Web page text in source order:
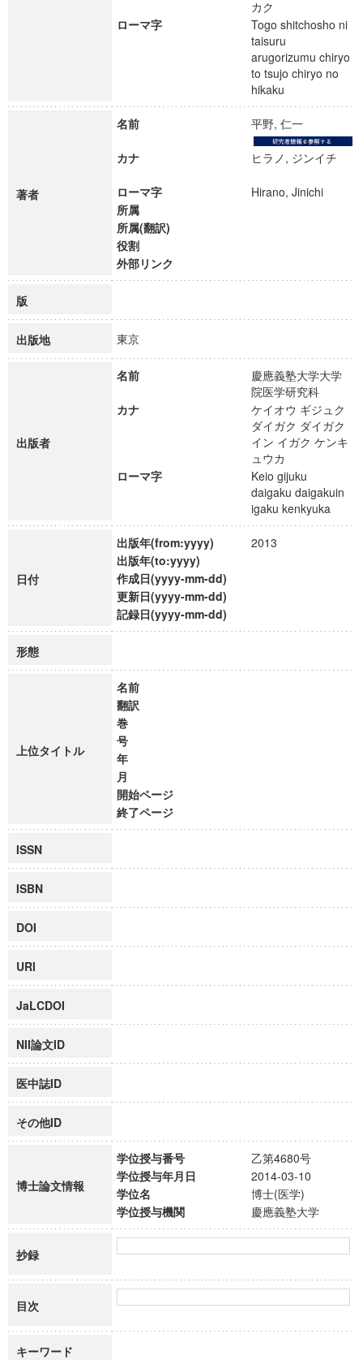
カク
ローマ字
Togo shitchosho ni
taisuru
arugorizumu chiryo
to tsujo chiryo no
hikaku
著者
名前 平野, 仁一
カナ ヒラノ, ジンイチ
ローマ字
Hirano, Jinichi
所属
所属(翻訳)
役割
外部リンク
版
出版地 東京
出版者
名前
慶應義塾大学大学
院医学研究科
カナ
ケイオウ ギジュク
ダイガク ダイガク
イン イガク ケンキ
ュウカ
ローマ字
Keio gijuku
daigaku daigakuin
igaku kenkyuka
日付
出版年(from:yyyy)
2013
出版年(to:yyyy)
作成日(yyyy-mm-dd)
更新日(yyyy-mm-dd)
記録日(yyyy-mm-dd)
形態
上位タイトル
名前
翻訳
巻
号
年
月
開始ページ
終了ページ
ISSN
ISBN
DOI
URI
JaLCDOI
NII論文ID
医中誌ID
その他ID
博士論文情報
学位授与番号
乙第4680号
学位授与年月日
2014-03-10
学位名
博士(医学)
学位授与機関
慶應義塾大学
抄録
目次
キーワード